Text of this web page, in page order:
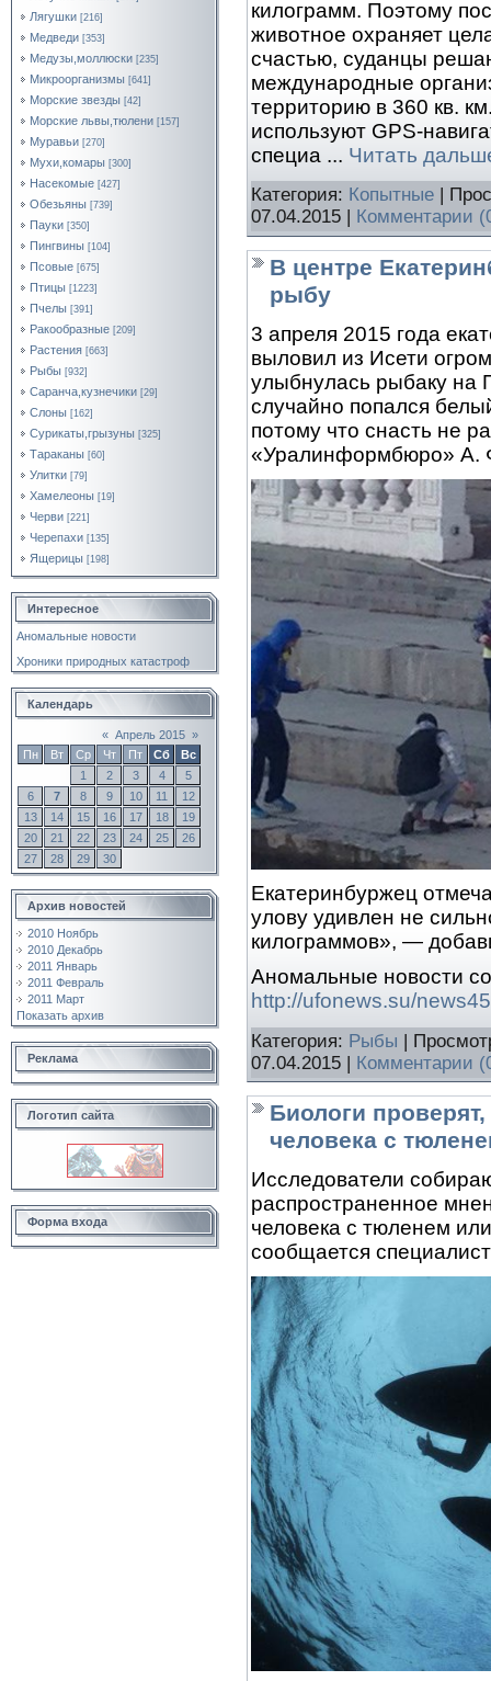
Лягушки [216]
Медведи [353]
Медузы,моллюски [235]
Микроорганизмы [641]
Морские звезды [42]
Морские львы,тюлени [157]
Муравьи [270]
Мухи,комары [300]
Насекомые [427]
Обезьяны [739]
Пауки [350]
Пингвины [104]
Псовые [675]
Птицы [1223]
Пчелы [391]
Ракообразные [209]
Растения [663]
Рыбы [932]
Саранча,кузнечики [29]
Слоны [162]
Сурикаты,грызуны [325]
Тараканы [60]
Улитки [79]
Хамелеоны [19]
Черви [221]
Черепахи [135]
Ящерицы [198]
Интересное
Аномальные новости
Хроники природных катастроф
Календарь
« Апрель 2015 »
Пн
Вт Ср Чт Пт Сб
Вс
1
2 3 4
5
6
7 8 9 10 11
12
13
14 15 16 17 18
19
20
21 22 23 24 25
26
27
28 29 30
Архив новостей
2010 Ноябрь
2010 Декабрь
2011 Январь
2011 Февраль
2011 Март
Показать архив
Реклама
Логотип сайта
Форма входа
килограмм. Поэтому
животное охраняет
счастью, суданцы
международные
территорию в 360 кв.
используют GPS-
специа ... Читать
Категория: Копытные |
07.04.2015
Комментарии
В центре
рыбу
3 апреля 2015 года
выловил из Исети
улыбнулась рыбаку на
случайно попался
потому что снасть не
«Уралинформбюро» А.
Екатеринбуржец
улову удивлен не
килограммов», —
Аномальные новости
http://ufonews.su/
Категория: Рыбы |
07.04.2015 | Комментарии
Биологи
человека с
Исследователи
распространенное
человека с тюленем
сообщается